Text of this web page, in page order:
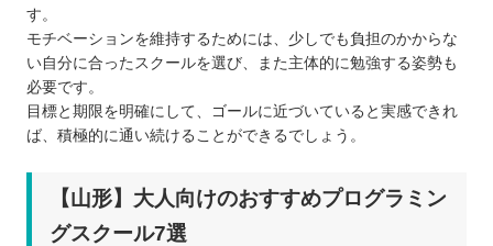
す。
モチベーションを維持するためには、少しでも負担のかからな
い自分に合ったスクールを選び、また主体的に勉強する姿勢も
必要です。
目標と期限を明確にして、ゴールに近づいていると実感できれ
ば、積極的に通い続けることができるでしょう。
【山形】大人向けのおすすめプログラミン
グスクール7選